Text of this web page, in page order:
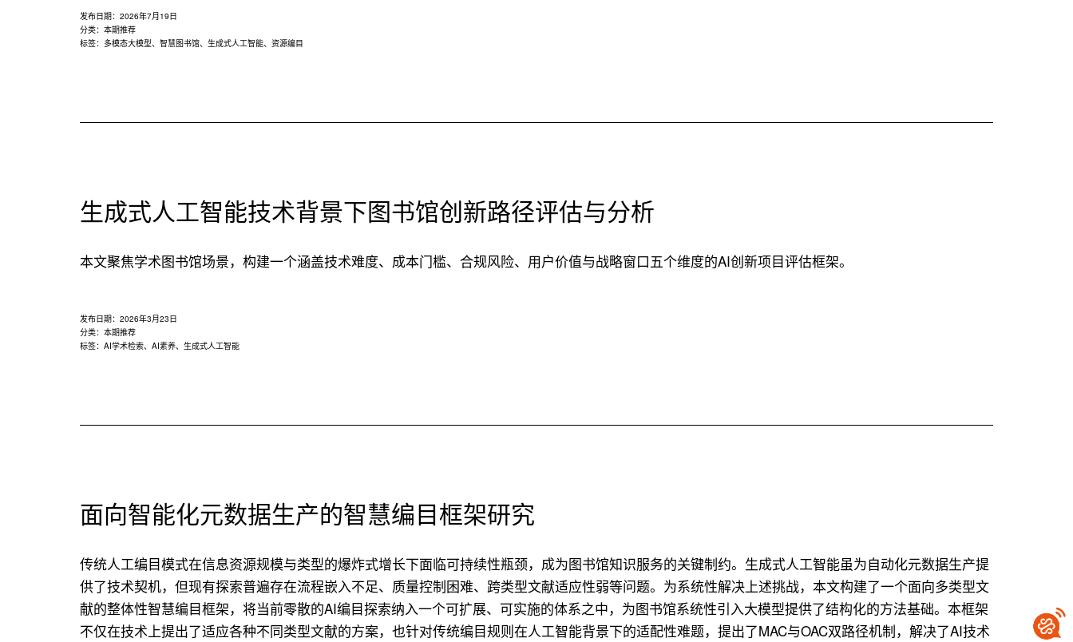
编
发布日期： 2026年7月19日
分类： 本期推荐
标签： 多模态大模型、 智慧图书馆、 生成式人工智能、 资源编目
生成式人工智能技术背景下图书馆创新路径评估与分析
本文聚焦学术图书馆场景，构建一个涵盖技术难度、成本门槛、合规风险、用户价值与战略窗口五个维度的AI创新项目评估框架。
发布日期： 2026年3月23日
分类： 本期推荐
标签： AI学术检索、 AI素养、 生成式人工智能
面向智能化元数据生产的智慧编目框架研究
传统人工编目模式在信息资源规模与类型的爆炸式增长下面临可持续性瓶颈，成为图书馆知识服务的关键制约。生成式人工智能虽为自动化元数据生产提
供了技术契机，但现有探索普遍存在流程嵌入不足、质量控制困难、跨类型文献适应性弱等问题。为系统性解决上述挑战，本文构建了一个面向多类型文
献的整体性智慧编目框架，将当前零散的AI编目探索纳入一个可扩展、可实施的体系之中，为图书馆系统性引入大模型提供了结构化的方法基础。本框架
不仅在技术上提出了适应各种不同类型文献的方案，也针对传统编目规则在人工智能背景下的适配性难题，提出了MAC与OAC双路径机制，解决了AI技术